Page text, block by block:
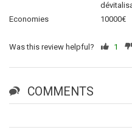
Economies
10000€
Was this review helpful? 1
COMMENTS